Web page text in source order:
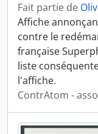
Fait partie de
Affiche
contre le
française
liste
l'affiche.
ContrAtom -